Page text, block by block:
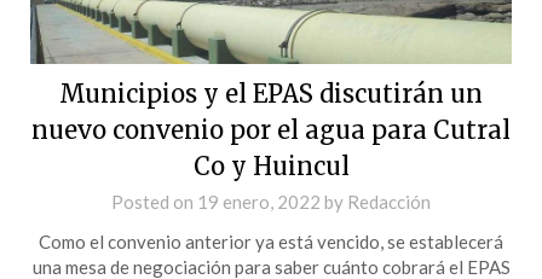
Municipios y el EPAS discutirán un
nuevo convenio por el agua para Cutral
Co y Huincul
Posted on 19 enero, 2022 by Redacción
Como el convenio anterior ya está vencido, se establecerá
una mesa de negociación para saber cuánto cobrará el EPAS